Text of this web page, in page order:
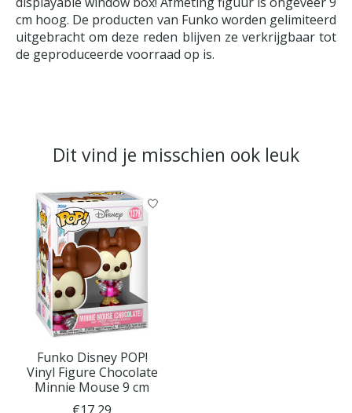
cm hoog. De producten van Funko worden gelimiteerd
uitgebracht om deze reden blijven ze verkrijgbaar tot
de geproduceerde voorraad op is.
Dit vind je misschien ook leuk
Items van productcarrousel
Funko Disney POP!
Vinyl Figure Chocolate
Minnie Mouse 9 cm